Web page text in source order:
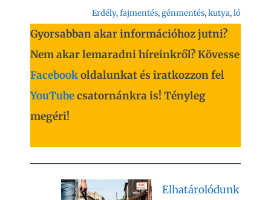
Erdély, fajmentés, génmentés, kutya, ló
Gyorsabban akar információhoz jutni?
Nem akar lemaradni híreinkről? Kövesse
Facebookoldalunkat és iratkozzon fel
YouTubecsatornánkra is! Tényleg
megéri!
Elhatárolódunk